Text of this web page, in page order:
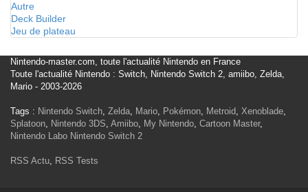
Autre
Deck Builder
Jeu de plateau
Nintendo-master.com, toute l'actualité Nintendo en France
Toute l'actualité Nintendo : Switch, Nintendo Switch 2, amiibo, Zelda,
Mario - 2003-2026
Tags : Nintendo Switch, Zelda, Mario, Pokémon, Metroid, Xenoblade,
Splatoon, Nintendo 3DS, Amiibo, My Nintendo, Cartoon Master,
Nintendo Labo Nintendo Switch 2
RSS Actu, RSS Tests